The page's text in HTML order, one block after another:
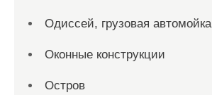
Одиссей, грузовая автомойка
Оконные конструкции
Остров